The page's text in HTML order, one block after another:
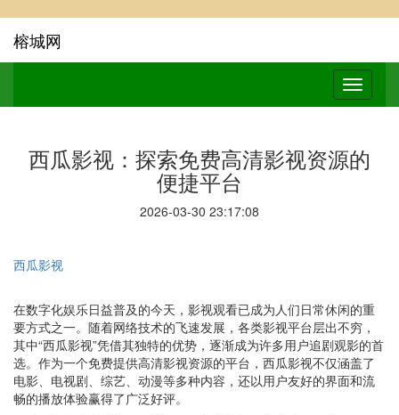
榕城网
西瓜影视：探索免费高清影视资源的
便捷平台
2026-03-30 23:17:08
西瓜影视
在数字化娱乐日益普及的今天，影视观看已成为人们日常休闲的重
要方式之一。随着网络技术的飞速发展，各类影视平台层出不穷，
其中“西瓜影视”凭借其独特的优势，逐渐成为许多用户追剧观影的首
选。作为一个免费提供高清影视资源的平台，西瓜影视不仅涵盖了
电影、电视剧、综艺、动漫等多种内容，还以用户友好的界面和流
畅的播放体验赢得了广泛好评。